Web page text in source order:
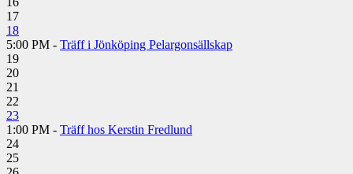
17
18
5:00 PM - Träff i Jönköping Pelargonsällskap
19
20
21
22
23
1:00 PM - Träff hos Kerstin Fredlund
24
25